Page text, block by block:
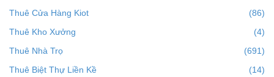
(0)
(8)
(3)
Thuê Cửa Hàng Kiot
(86)
Thuê Kho Xưởng
(4)
Thuê Nhà Trọ
(691)
Thuê Biệt Thự Liền Kề
(14)